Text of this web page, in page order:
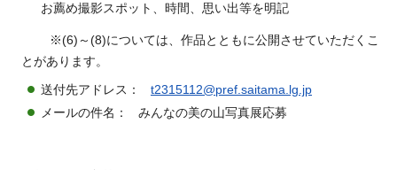
お薦め撮影スポット、時間、思い出等を明記
※(6)～(8)については、作品とともに公開させていただくこ
とがあります。
送付先アドレス： t2315112@pref.saitama.lg.jp
メールの件名： みんなの美の山写真展応募